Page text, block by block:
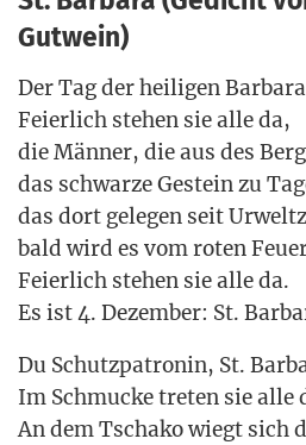
Gutwein)
Der Tag der hei­li­gen
Fei­er­lich ste­hen sie alle da,
die Män­ner, die aus des
das schwar­ze Gestein zu
das dort gele­gen seit
bald wird es vom roten
Fei­er­lich ste­hen sie alle da.
Es ist 4. Dezem­ber: St.
Du Schutz­pa­tro­nin, St.
Im Schmu­cke tre­ten sie alle
An dem Tscha­ko wiegt sich